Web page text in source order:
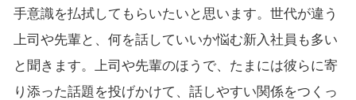
手意識を払拭してもらいたいと思います。世代が違う
上司や先輩と、何を話していいか悩む新入社員も多い
と聞きます。上司や先輩のほうで、たまには彼らに寄
り添った話題を投げかけて、話しやすい関係をつくっ